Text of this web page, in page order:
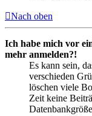
Nach oben
Ich habe mich vor
mehr anmelden?!
Es kann sein,
verschieden
löschen viele
Zeit keine